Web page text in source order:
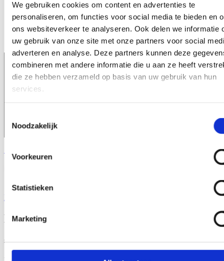
We gebruiken cookies om content en advertenties te
personaliseren, om functies voor social media te bieden en
ons websiteverkeer te analyseren. Ook delen we informatie
uw gebruik van onze site met onze partners voor social
adverteren en analyse. Deze partners kunnen deze
combineren met andere informatie die u aan ze heeft
die ze hebben verzameld op basis van uw gebruik van hun
services.
Noodzakelijk
Voorkeuren
Statistieken
Marketing
Sobre nosotros Cerrar Sobre nosotros Abrir Sobre nosotros
Nuestros socios
Ponte en contacto con
Noticias
Exposiciones
Home
Edulcorantes artificiales
Sacarina sódica